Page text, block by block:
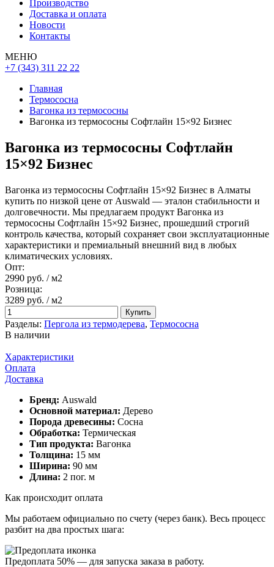
Производство
Доставка и оплата
Новости
Контакты
МЕНЮ
+7 (343) 311 22 22
Главная
Термососна
Вагонка из термососны
Вагонка из термососны Софтлайн 15×92 Бизнес
Вагонка из термососны Софтлайн
15×92 Бизнес
Вагонка из термососны Софтлайн 15×92 Бизнес в Алматы
купить по низкой цене от Auswald — эталон стабильности и
долговечности. Мы предлагаем продукт Вагонка из
термососны Софтлайн 15×92 Бизнес, прошедший строгий
контроль качества, который сохраняет свои эксплуатационные
характеристики и премиальный внешний вид в любых
климатических условиях.
Опт:
2990 руб. / м2
Розница:
3289 руб. / м2
Купить
Разделы: Пергола из термодерева, Термососна
В наличии
Характеристики
Оплата
Доставка
Бренд: Auswald
Основной материал: Дерево
Порода древесины: Сосна
Обработка: Термическая
Тип продукта: Вагонка
Толщина: 15 мм
Ширина: 90 мм
Длина: 2 пог. м
Как происходит оплата
Мы работаем официально по счету (через банк). Весь процесс
разбит на два простых шага:
Предоплата 50% — для запуска заказа в работу.